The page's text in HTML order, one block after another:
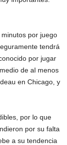
por juego
tendrá
por jugar
de al menos
en Chicago, y
por lo que
por su falta
a su tendencia